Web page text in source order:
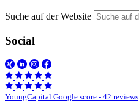
Suche auf der Website
Social
YoungCapital Google score - 42 reviews